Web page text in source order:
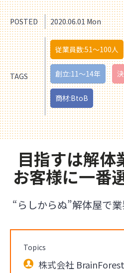
POSTED 2020.06.01 Mon
TAGS
従業員数:51〜100人
創立:11〜14年
商材:BtoB
目指すは解体
お客様に一番
“らしからぬ”解体屋で
Topics
株式会社